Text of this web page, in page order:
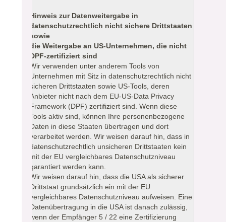
Hinweis zur Datenweitergabe in
datenschutzrechtlich nicht sichere Drittstaaten
sowie
die Weitergabe an US-Unternehmen, die nicht
DPF-zertifiziert sind
Wir verwenden unter anderem Tools von
Unternehmen mit Sitz in datenschutzrechtlich nicht
sicheren Drittstaaten sowie US-Tools, deren
Anbieter nicht nach dem EU-US-Data Privacy
Framework (DPF) zertifiziert sind. Wenn diese
Tools aktiv sind, können Ihre personenbezogene
Daten in diese Staaten übertragen und dort
verarbeitet werden. Wir weisen darauf hin, dass in
datenschutzrechtlich unsicheren Drittstaaten kein
mit der EU vergleichbares Datenschutzniveau
garantiert werden kann.
Wir weisen darauf hin, dass die USA als sicherer
Drittstaat grundsätzlich ein mit der EU
vergleichbares Datenschutzniveau aufweisen. Eine
Datenübertragung in die USA ist danach zulässig,
wenn der Empfänger 5 / 22 eine Zertifizierung